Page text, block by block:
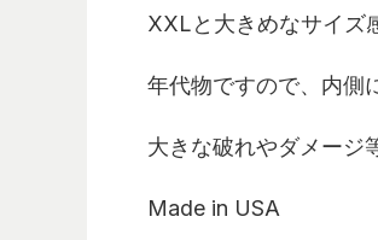
XXLと大きめなサイズ
年代物ですので、内側
大きな破れやダメージ
Made in USA